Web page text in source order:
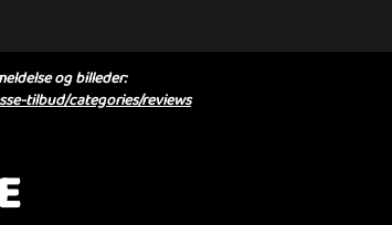
og billeder:
tilbud/categories/reviews